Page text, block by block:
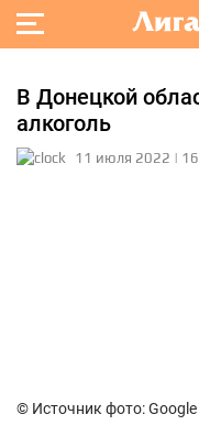
В Донецкой
алкоголь
11 июля 2022 |
© Источник фото: Google